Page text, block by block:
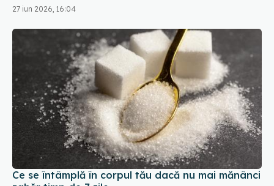
Ce se întâmplă în corpul tău dacă nu mai mănânci
zahăr timp de 7 zile
26 mai 2025, 18:41